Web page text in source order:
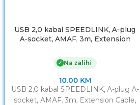
USB 2,0 kabal SPEEDLINK, A-plug
A-socket, AMAF, 3m, Extension
✓ Na zalihi
10.00 KM
USB 2,0 kabal SPEEDLINK, A-plug A-
socket, AMAF, 3m, Extension Cable,